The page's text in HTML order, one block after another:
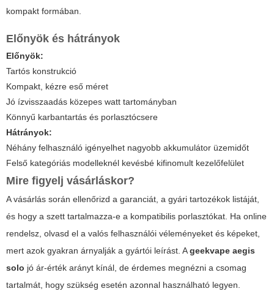
kompakt formában.
Előnyök és hátrányok
Előnyök:
Tartós konstrukció
Kompakt, kézre eső méret
Jó ízvisszaadás közepes watt tartományban
Könnyű karbantartás és porlasztócsere
Hátrányok:
Néhány felhasználó igényelhet nagyobb akkumulátor üzemidőt
Felső kategóriás modelleknél kevésbé kifinomult kezelőfelület
Mire figyelj vásárláskor?
A vásárlás során ellenőrizd a garanciát, a gyári tartozékok listáját,
és hogy a szett tartalmazza-e a kompatibilis porlasztókat. Ha online
rendelsz, olvasd el a valós felhasználói véleményeket és képeket,
mert azok gyakran árnyalják a gyártói leírást. Ageekvape aegis
solo jó ár-érték arányt kínál, de érdemes megnézni a csomag
tartalmát, hogy szükség esetén azonnal használható legyen.